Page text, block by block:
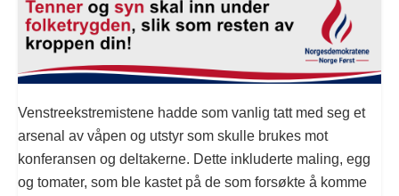
Venstreekstremistene hadde som vanlig tatt med seg et
arsenal av våpen og utstyr som skulle brukes mot
konferansen og deltakerne. Dette inkluderte maling, egg
og tomater, som ble kastet på de som forsøkte å komme